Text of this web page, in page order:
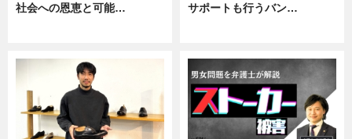
社会への恩恵と可能…
サポートも行うバン…